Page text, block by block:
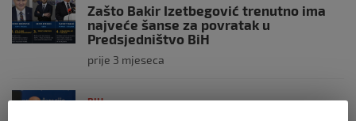
Zašto Bakir Izetbegović trenutno ima
najveće šanse za povratak u
Predsjedništvo BiH
prije 3 mjeseca
BIH